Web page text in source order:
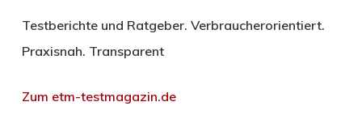
Testberichte und Ratgeber. Verbraucherorientiert.
Praxisnah. Transparent
Zum etm-testmagazin.de